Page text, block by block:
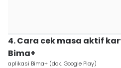
4. Cara cek masa aktif
Bima+
aplikasi Bima+ (dok. Google Play)